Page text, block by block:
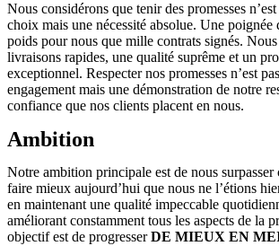
Nous considérons que tenir des promesses
choix mais une nécessité absolue. Une poignée
poids pour nous que mille contrats signés.
livraisons rapides, une qualité suprême et un
exceptionnel. Respecter nos promesses n’est
engagement mais une démonstration de notre
confiance que nos clients placent en nous.
Ambition
Notre ambition principale est de nous
faire mieux aujourd’hui que nous ne l’étions
en maintenant une qualité impeccable
améliorant constamment tous les aspects de la
objectif est de progresserDE MIEUX EN